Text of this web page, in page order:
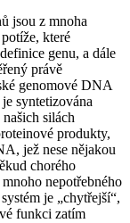
jsou z mnoha
které
genu, a dále
právě
genomové DNA
syntetizována
silách
produkty,
jež nese nějakou
chorého
nepotřebného
je „chytřejší“,
funkci zatím